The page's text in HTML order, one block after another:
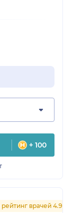
+ 100
врачей 4.9